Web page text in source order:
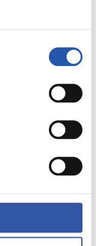
VALENCIA C.F.